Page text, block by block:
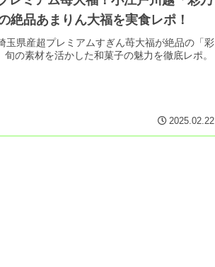
絶品あまりん大福を実食レポ！
玉県産超プレミアムすぎん苺大福が絶品の「彩
旬の素材を活かした和菓子の魅力を徹底レポ。
2025.02.22